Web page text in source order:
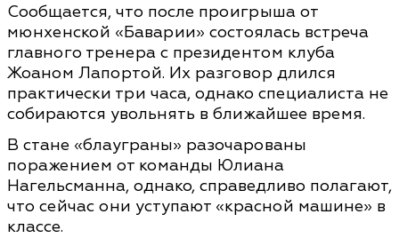
Сообщается, что после проигрыша от
мюнхенской «Баварии» состоялась встреча
главного тренера с президентом клуба
Жоаном Лапортой. Их разговор длился
практически три часа, однако специалиста не
собираются увольнять в ближайшее время.
В стане «блауграны» разочарованы
поражением от команды Юлиана
Нагельсманна, однако, справедливо полагают,
что сейчас они уступают «красной машине» в
классе.